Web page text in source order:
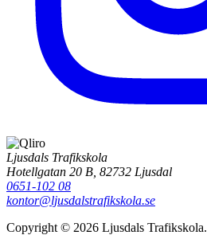
Ljusdals Trafikskola
Hotellgatan 20 B, 82732 Ljusdal
0651-102 08
kontor@ljusdalstrafikskola.se
Copyright © 2026 Ljusdals Trafikskola.